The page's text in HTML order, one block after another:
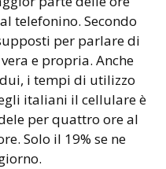
telefonino. Secondo
per parlare di
e propria. Anche
i tempi di utilizzo
italiani il cellulare è
per quattro ore al
Solo il 19% se ne